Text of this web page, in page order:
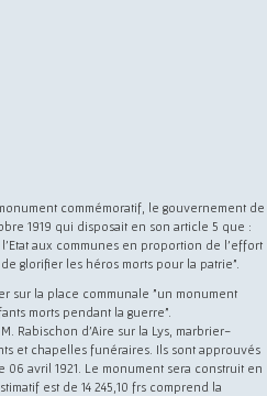
commémoratif, le gouvernement de
1919 qui disposait en son article 5 que :
aux communes en proportion de l'effort
glorifier les héros morts pour la patrie".
sur la place communale "un monument
morts pendant la guerre".
Rabischon d'Aire sur la Lys, marbrier-
et chapelles funéraires. Ils sont approuvés
avril 1921. Le monument sera construit en
est de 14 245,10 frs comprend la